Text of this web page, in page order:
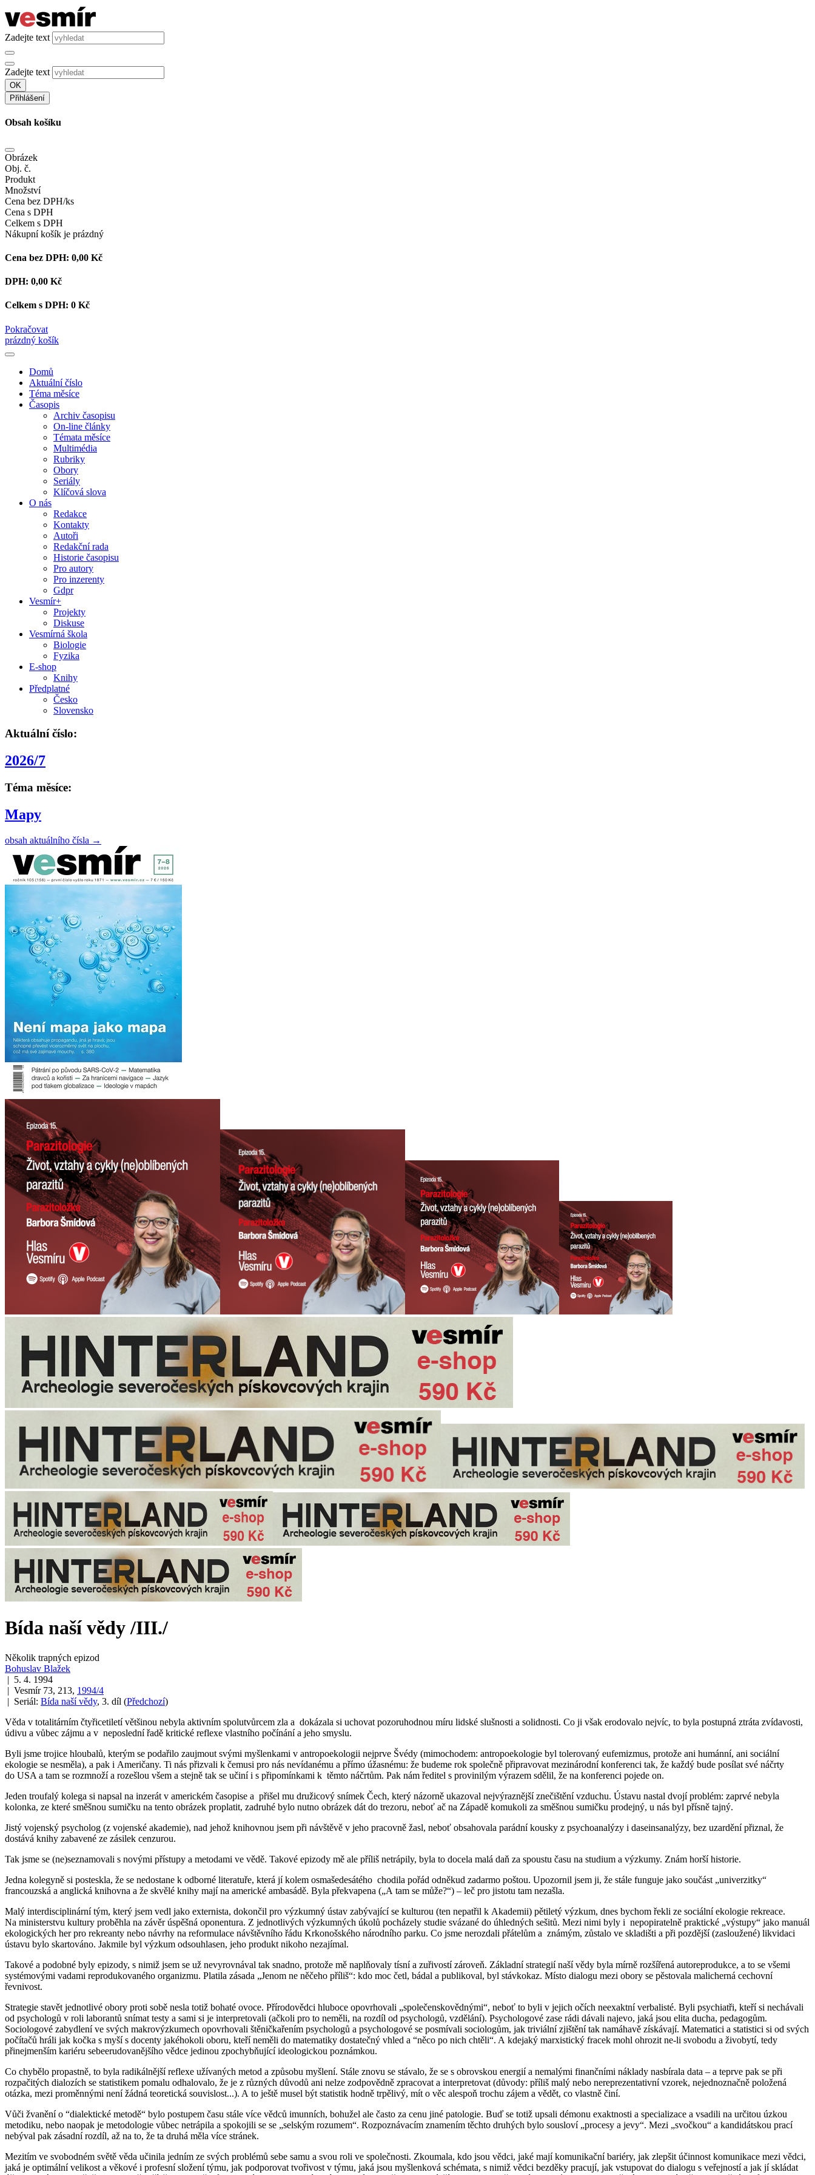
Zadejte text
Zadejte text
OK
Přihlášení
Obsah košíku
Obrázek
Obj. č.
Produkt
Množství
Cena bez DPH/ks
Cena s DPH
Celkem s DPH
Nákupní košík je prázdný
Cena bez DPH: 0,00 Kč
DPH: 0,00 Kč
Celkem s DPH: 0 Kč
Pokračovat
prázdný košík
Domů
Aktuální číslo
Téma měsíce
Časopis
Archiv časopisu
On-line články
Témata měsíce
Multimédia
Rubriky
Obory
Seriály
Klíčová slova
O nás
Redakce
Kontakty
Autoři
Redakční rada
Historie časopisu
Pro autory
Pro inzerenty
Gdpr
Vesmír+
Projekty
Diskuse
Vesmírná škola
Biologie
Fyzika
E-shop
Knihy
Předplatné
Česko
Slovensko
Aktuální číslo:
2026/7
Téma měsíce:
Mapy
obsah aktuálního čísla →
Bída naší vědy /III./
Několik trapných epizod
Bohuslav Blažek
| 5. 4. 1994
| Vesmír 73, 213, 1994/4
| Seriál: Bída naší vědy, 3. díl (Předchozí)
Věda v totalitárním čtyřicetiletí většinou nebyla aktivním spolutvůrcem zla a dokázala si uchovat pozoruhodnou míru lidské slušnosti a solidnosti. Co ji však erodovalo nejvíc, to byla postupná ztráta zvídavosti,
údivu a vůbec zájmu a v neposlední řadě kritické reflexe vlastního počínání a jeho smyslu.
Byli jsme trojice hloubalů, kterým se podařilo zaujmout svými myšlenkami v antropoekologii nejprve Švédy (mimochodem: antropoekologie byl tolerovaný eufemizmus, protože ani humánní, ani sociální
ekologie se nesměla), a pak i Američany. Ti nás přizvali k čemusi pro nás nevídanému a přímo úžasnému: že budeme rok společně připravovat mezinárodní konferenci tak, že každý bude posílat své náčrty
do USA a tam se rozmnoží a rozešlou všem a stejně tak se učiní i s připomínkami k těmto náčrtům. Pak nám ředitel s provinilým výrazem sdělil, že na konferenci pojede on.
Jeden troufalý kolega si napsal na inzerát v americkém časopise a přišel mu družicový snímek Čech, který názorně ukazoval nejvýraznější znečištění vzduchu. Ústavu nastal dvojí problém: zaprvé nebyla
kolonka, ze které směšnou sumičku na tento obrázek proplatit, zadruhé bylo nutno obrázek dát do trezoru, neboť ač na Západě komukoli za směšnou sumičku prodejný, u nás byl přísně tajný.
Jistý vojenský psycholog (z vojenské akademie), nad jehož knihovnou jsem při návštěvě v jeho pracovně žasl, neboť obsahovala parádní kousky z psychoanalýzy i daseinsanalýzy, bez uzardění přiznal, že
dostává knihy zabavené ze zásilek cenzurou.
Tak jsme se (ne)seznamovali s novými přístupy a metodami ve vědě. Takové epizody mě ale příliš netrápily, byla to docela malá daň za spoustu času na studium a výzkumy. Znám horší historie.
Jedna kolegyně si posteskla, že se nedostane k odborné literatuře, která jí kolem osmašedesátého chodila pořád odněkud zadarmo poštou. Upozornil jsem ji, že stále funguje jako součást „univerzitky“
francouzská a anglická knihovna a že skvělé knihy mají na americké ambasádě. Byla překvapena („A tam se může?“) – leč pro jistotu tam nezašla.
Malý interdisciplinární tým, který jsem vedl jako externista, dokončil pro výzkumný ústav zabývající se kulturou (ten nepatřil k Akademii) pětiletý výzkum, dnes bychom řekli ze sociální ekologie rekreace.
Na ministerstvu kultury proběhla na závěr úspěšná oponentura. Z jednotlivých výzkumných úkolů pocházely studie svázané do úhledných sešitů. Mezi nimi byly i nepopiratelně praktické „výstupy“ jako manuál
ekologických her pro rekreanty nebo návrhy na reformulace návštěvního řádu Krkonošského národního parku. Co jsme nerozdali přátelům a známým, zůstalo ve skladišti a při pozdější (zasloužené) likvidaci
ústavu bylo skartováno. Jakmile byl výzkum odsouhlasen, jeho produkt nikoho nezajímal.
Takové a podobné byly epizody, s nimiž jsem se už nevyrovnával tak snadno, protože mě naplňovaly tísní a zuřivostí zároveň. Základní strategií naší vědy byla mírně rozšířená autoreprodukce, a to se všemi
systémovými vadami reprodukovaného organizmu. Platila zásada „Jenom ne něčeho příliš“: kdo moc četl, bádal a publikoval, byl stávkokaz. Místo dialogu mezi obory se pěstovala malicherná cechovní
řevnivost.
Strategie stavět jednotlivé obory proti sobě nesla totiž bohaté ovoce. Přírodovědci hluboce opovrhovali „společenskovědnými“, neboť to byli v jejich očích neexaktní verbalisté. Byli psychiatři, kteří si nechávali
od psychologů v roli laborantů snímat testy a sami si je interpretovali (ačkoli pro to neměli, na rozdíl od psychologů, vzdělání). Psychologové zase rádi dávali najevo, jaká jsou elita ducha, pedagogům.
Sociologové zabydlení ve svých makrovýzkumech opovrhovali štěničkařením psychologů a psychologové se posmívali sociologům, jak triviální zjištění tak namáhavě získávají. Matematici a statistici si od svých
počítačů hráli jak kočka s myší s docenty jakéhokoli oboru, kteří neměli do matematiky dostatečný vhled a “něco po nich chtěli“. A kdejaký marxistický fracek mohl ohrozit ne-li svobodu a živobytí, tedy
přinejmenším kariéru sebeerudovanějšího vědce jedinou zpochybňující ideologickou poznámkou.
Co chybělo propastně, to byla radikálnější reflexe užívaných metod a způsobu myšlení. Stále znovu se stávalo, že se s obrovskou energií a nemalými finančními náklady nasbírala data – a teprve pak se při
rozpačitých dialozích se statistikem pomalu odhalovalo, že je z různých důvodů ani nelze zodpovědně zpracovat a interpretovat (důvody: příliš malý nebo nereprezentativní vzorek, nejednoznačně položená
otázka, mezi proměnnými není žádná teoretická souvislost...). A to ještě musel být statistik hodně trpělivý, mít o věc alespoň trochu zájem a vědět, co vlastně činí.
Vůči žvanění o “dialektické metodě“ bylo postupem času stále více vědců imunních, bohužel ale často za cenu jiné patologie. Buď se totiž upsali démonu exaktnosti a specializace a vsadili na určitou úzkou
metodiku, nebo naopak je metodologie vůbec netrápila a spokojili se se „selským rozumem“. Rozpoznávacím znamením těchto druhých bylo sousloví „procesy a jevy“. Mezi „svočkou“ a kandidátskou prací
nebýval pak zásadní rozdíl, až na to, že ta druhá měla více stránek.
Mezitím ve svobodném světě věda učinila jedním ze svých problémů sebe samu a svou roli ve společnosti. Zkoumala, kdo jsou vědci, jaké mají komunikační bariéry, jak zlepšit účinnost komunikace mezi vědci,
jaká je optimální velikost a věkové i profesní složení týmu, jak podporovat tvořivost v týmu, jaká jsou myšlenková schémata, s nimiž vědci bezděky pracují, jak vstupovat do dialogu s veřejností a jak jí skládat